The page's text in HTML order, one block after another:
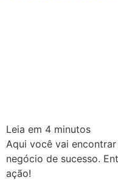
Leia em 4 minutos
Aqui você vai
negócio de sucesso.
ação!